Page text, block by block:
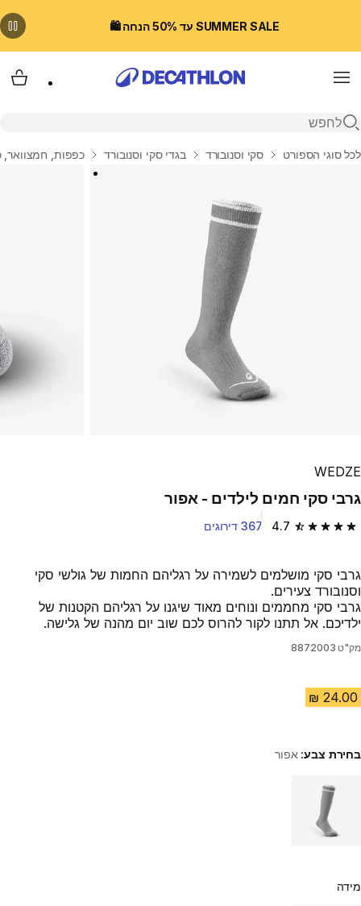
SUMMER SALE עד 50% הנחה 🛍️
Menu
פתיחת חיפוש
בית
לכל סוגי הספורט סקי וסנובורד בגדי סקי וסנובורד כפפות, חמצוואר,
WEDZE
גרבי סקי חמים לילדים - אפור
4.7 4.7 out of 5 stars from 367 reviews 367 דירוגים
גרבי סקי מושלמים לשמירה על רגליהם החמות של גולשי סקי
וסנובורד צעירים.
גרבי סקי מחממים ונוחים מאוד שיגנו על רגליהם הקטנות של
ילדיכם. אל תתנו לקור להרוס לכם שוב יום מהנה של גלישה.
מק"ט 8872003
בחירת צבע: אפור
Choose a variant
מידה